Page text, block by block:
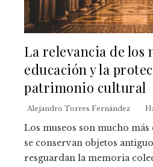
La relevancia de los
educación y la
patrimonio cultural
Alejandro Torres Fernández
Los museos son mucho
se conservan objetos
resguardan la memoria